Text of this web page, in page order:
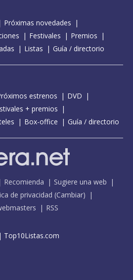
Próximas novedades
Festivales
Premios
Listas Guía / directorio
estrenos
DVD
+ premios
Box-office Guía / directorio
Recomienda
Sugiere una web
de privacidad (Cambiar)
RSS
| Top10Listas.com